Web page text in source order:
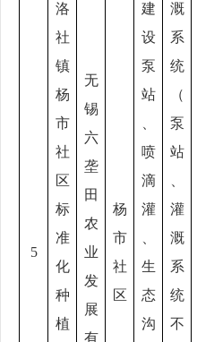
5
洛
社
镇
杨
市
社
区
标
准
化
种
植
无
锡
六
垄
田
农
业
发
展
有
杨
市
社
区
建
设
泵
站
喷
滴
灌
生
态
沟
溉
系
统
（
泵
站
灌
溉
系
统
不